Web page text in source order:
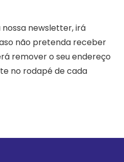
newsletter, irá
não pretenda receber
remover o seu endereço
no rodapé de cada